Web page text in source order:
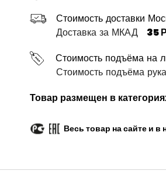
Стоимость доставки
Доставка за МКАД
35
Стоимость подъёма на
Стоимость подъёма
Товар размещен в
Весь товар на сайте и